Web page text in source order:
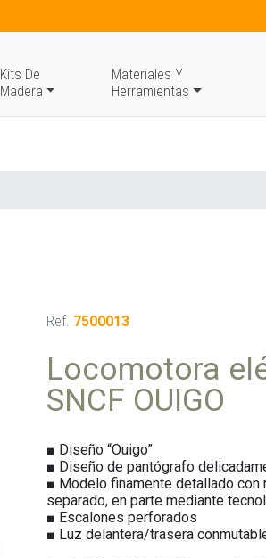
Kits De
Madera
Materiales Y
Herramientas
Ref. 7500013
Locomotora
SNCF OUIGO
■ Diseño “Ouigo”
■ Diseño de pantógrafo
■ Modelo finamente detallado
separado, en parte mediante
■ Escalones perforados
■ Luz delantera/trasera